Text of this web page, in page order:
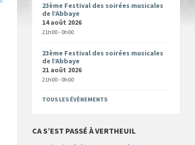
23ème Festival des soirées musicales
de l’Abbaye
14 août 2026
21h00 - 0h00
23ème Festival des soirées musicales
de l’Abbaye
21 août 2026
21h00 - 0h00
TOUS LES ÉVÈNEMENTS
CA S’EST PASSÉ À VERTHEUIL